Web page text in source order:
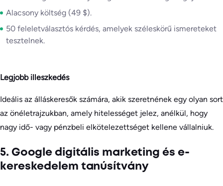
Alacsony költség (49 $).
50 feleletválasztós kérdés, amelyek széleskörű ismereteket
tesztelnek.
Legjobb illeszkedés
Ideális az álláskeresők számára, akik szeretnének egy olyan sort
az önéletrajzukban, amely hitelességet jelez, anélkül, hogy
nagy idő- vagy pénzbeli elkötelezettséget kellene vállalniuk.
5. Google digitális marketing és e-
kereskedelem tanúsítvány